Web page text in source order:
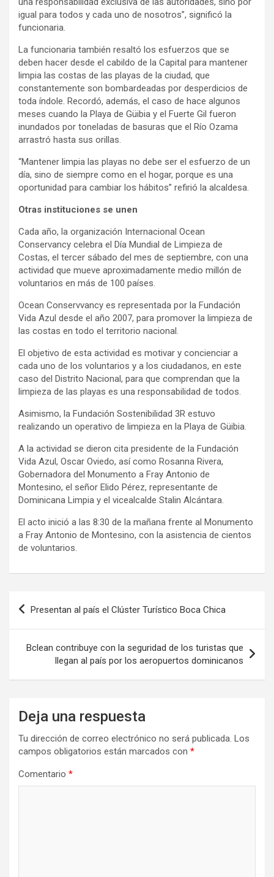
igual para todos y cada uno de nosotros”, significó la
funcionaria.
La funcionaria también resaltó los esfuerzos que se
deben hacer desde el cabildo de la Capital para mantener
limpia las costas de las playas de la ciudad, que
constantemente son bombardeadas por desperdicios de
toda índole. Recordó, además, el caso de hace algunos
meses cuando la Playa de Güibia y el Fuerte Gil fueron
inundados por toneladas de basuras que el Río Ozama
arrastró hasta sus orillas.
“Mantener limpia las playas no debe ser el esfuerzo de un
día, sino de siempre como en el hogar, porque es una
oportunidad para cambiar los hábitos” refirió la alcaldesa.
Otras instituciones se unen
Cada año, la organización Internacional Ocean
Conservancy celebra el Día Mundial de Limpieza de
Costas, el tercer sábado del mes de septiembre, con una
actividad que mueve aproximadamente medio millón de
voluntarios en más de 100 países.
Ocean Conservvancy es representada por la Fundación
Vida Azul desde el año 2007, para promover la limpieza de
las costas en todo el territorio nacional.
El objetivo de esta actividad es motivar y concienciar a
cada uno de los voluntarios y a los ciudadanos, en este
caso del Distrito Nacional, para que comprendan que la
limpieza de las playas es una responsabilidad de todos.
Asimismo, la Fundación Sostenibilidad 3R estuvo
realizando un operativo de limpieza en la Playa de Güibia.
A la actividad se dieron cita presidente de la Fundación
Vida Azul, Oscar Oviedo, así como Rosanna Rivera,
Gobernadora del Monumento a Fray Antonio de
Montesino, el señor Elido Pérez, representante de
Dominicana Limpia y el vicealcalde Stalin Alcántara.
El acto inició a las 8:30 de la mañana frente al Monumento
a Fray Antonio de Montesino, con la asistencia de cientos
de voluntarios.
Navegación
entradas
Presentan al país el Clúster Turístico Boca Chica
Bclean contribuye con la seguridad de los turistas que
llegan al país por los aeropuertos dominicanos
Deja una respuesta
Tu dirección de correo electrónico no será publicada. Los
campos obligatorios están marcados con *
Comentario *